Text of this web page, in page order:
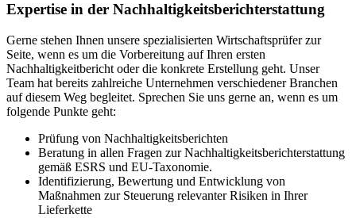
Expertise in der Nachhaltigkeitsberichterstattung
Gerne stehen Ihnen unsere spezialisierten Wirtschaftsprüfer zur
Seite, wenn es um die Vorbereitung auf Ihren ersten
Nachhaltigkeitbericht oder die konkrete Erstellung geht. Unser
Team hat bereits zahlreiche Unternehmen verschiedener Branchen
auf diesem Weg begleitet. Sprechen Sie uns gerne an, wenn es um
folgende Punkte geht:
Prüfung von Nachhaltigkeitsberichten
Beratung in allen Fragen zur Nachhaltigkeitsberichterstattung
gemäß ESRS und EU-Taxonomie.
Identifizierung, Bewertung und Entwicklung von
Maßnahmen zur Steuerung relevanter Risiken in Ihrer
Lieferkette